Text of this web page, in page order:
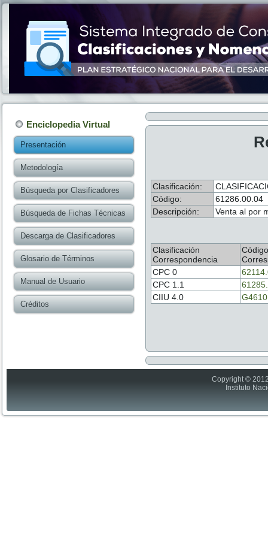
Enciclopedia Virtual
Presentación
Metodología
Búsqueda por Clasificadores
Búsqueda de Fichas Técnicas
Descarga de Clasificadores
Glosario de Términos
Manual de Usuario
Créditos
Clasificación:
Código:
61286.00.04
Descripción:
Venta al por
Clasificación
Correspondencia
Código
CPC 0
CPC 1.1
CIIU 4.0
Copyright ©
Instituto